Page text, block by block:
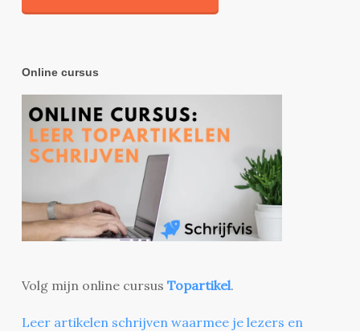
Online cursus
Volg mijn online cursus Topartikel.
Leer artikelen schrijven waarmee je lezers en